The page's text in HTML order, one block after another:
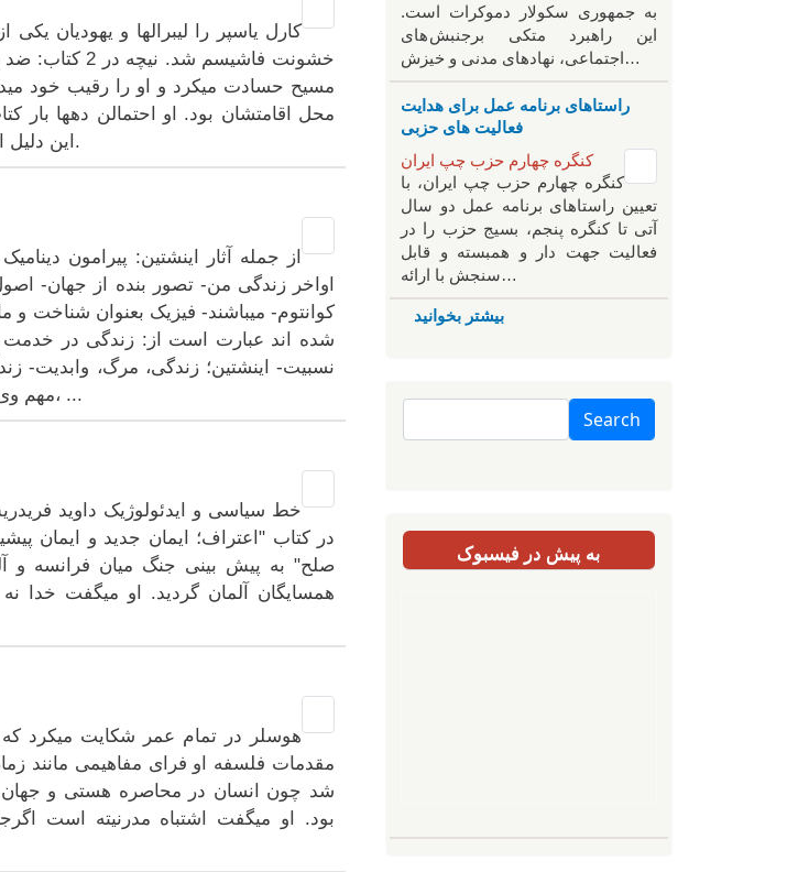
خشونت
مسیح حسادت میکرد و او را رقیب خود
محل اقامتشان بود. او احتمالن دهها بار
این دلیل ادعا شده که کتاب شعر زردشت را او به سبک کتاب انجیل نوشته است.
از جمله آثار اینشتین: پیرامون
اواخر زندگی من- تصور بنده از جهان-
کوانتوم- میباشند- فیزیک بعنوان شناخت
شده اند عبارت است از: زندگی در خدمت
نسبیت- اینشتین؛ زندگی، مرگ، وابدیت-
مهم وی "تئوری نسبیت عام و خاص" را که او در سال 1919 میلادی منتشر کرد، ...
خط سیاسی و ایدئولوژیک داوید
صلح" به پیش بینی جنگ میان فرانسه و
همسایگان آلمان گردید. او میگفت
هوسلر در تمام عمر شکایت میکرد
مقدمات فلسفه او فرای مفاهیمی مانند
شد چون انسان در محاصره هستی و
بود. او میگفت اشتباه مدرنیته است
به جمهوری سکولار دموکرات است.
این راهبرد متکی برجنبش های
اجتماعی، نهادهای مدنی و خیزش‌…
راستاهای برنامه عمل برای هدایت
فعالیت های حزبی
کنگره چهارم حزب چپ ایران
کنگره چهارم حزب چپ ایران، با
تعیین راستاهای برنامه عمل دو سال
آتی تا کنگره پنجم، بسیج حزب را در
فعالیت جهت دار و همبسته و قابل
سنجش با ارائه…
بیشتر بخوانید
Search
به پیش در فیسبوک